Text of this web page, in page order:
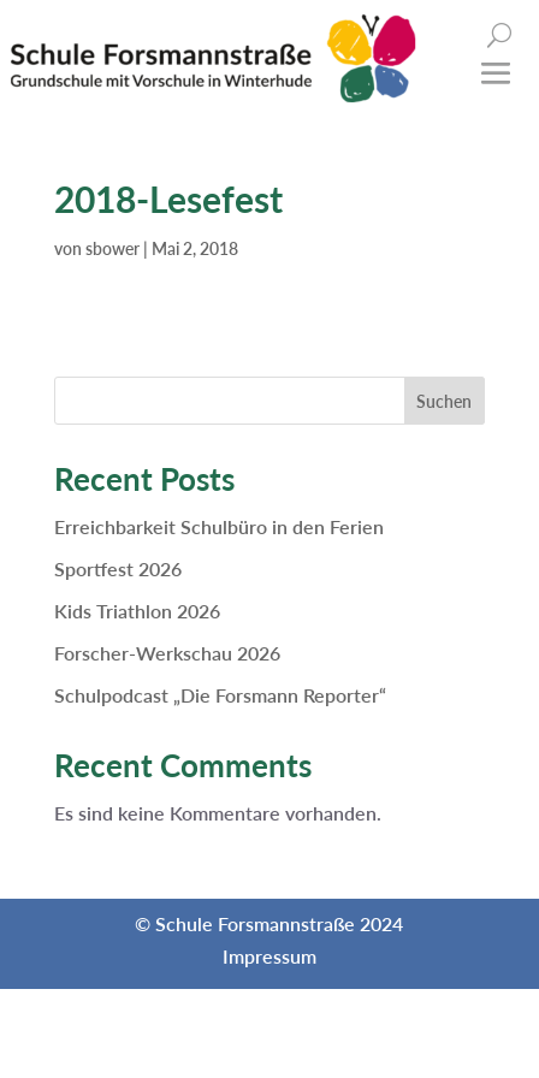
2018-Lesefest
von sbower| Mai 2, 2018
Suchen
Recent Posts
Erreichbarkeit Schulbüro in den Ferien
Sportfest 2026
Kids Triathlon 2026
Forscher-Werkschau 2026
Schulpodcast „Die Forsmann Reporter“
Recent Comments
Es sind keine Kommentare vorhanden.
© Schule Forsmannstraße 2024
Impressum